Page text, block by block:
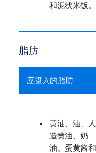
和泥状米饭。
脂肪
应摄入的脂肪
黄油、油、人
造黄油、奶
油、蛋黄酱和